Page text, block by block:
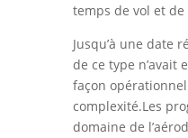
temps de vol et
Jusqu’à une date
de ce type n’avait
façon
complexité.Les
domaine de